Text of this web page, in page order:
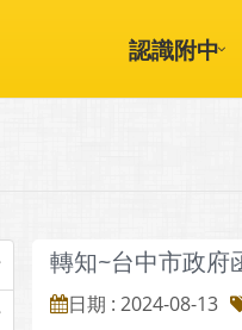
認識附中
轉知~台中市政府
日期 : 2024-08-13